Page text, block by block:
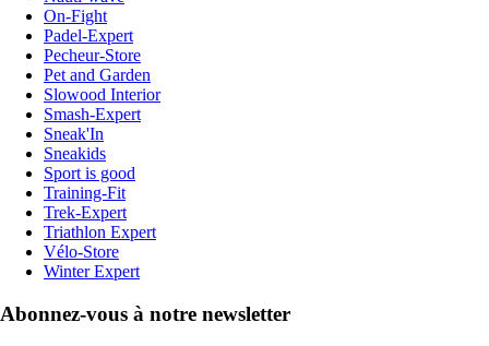
On-Fight
Padel-Expert
Pecheur-Store
Pet and Garden
Slowood Interior
Smash-Expert
Sneak'In
Sneakids
Sport is good
Training-Fit
Trek-Expert
Triathlon Expert
Vélo-Store
Winter Expert
Abonnez-vous à notre newsletter